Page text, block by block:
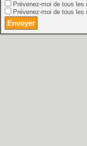
Prévenez-moi de tous les
Prévenez-moi de tous les